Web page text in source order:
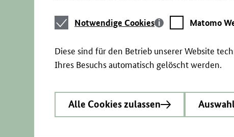
Notwendige
Cookies
Notwendige Cookies
Matomo
Webstatistik
Matomo
Diese sind für den Betrieb unserer Website
Ihres Besuchs automatisch gelöscht werden.
Alle Cookies zulassen